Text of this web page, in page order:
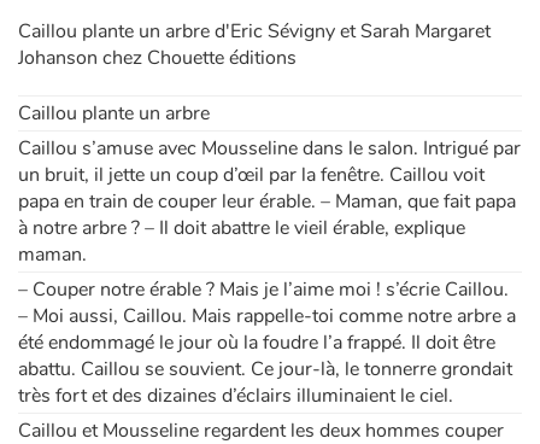
Caillou plante un arbre d'Eric Sévigny et Sarah Margaret
Johanson chez Chouette éditions
Caillou plante un arbre
Caillou s’amuse avec Mousseline dans le salon. Intrigué par
un bruit, il jette un coup d’œil par la fenêtre. Caillou voit
papa en train de couper leur érable. – Maman, que fait papa
à notre arbre ? – Il doit abattre le vieil érable, explique
maman.
– Couper notre érable ? Mais je l’aime moi ! s’écrie Caillou.
– Moi aussi, Caillou. Mais rappelle-toi comme notre arbre a
été endommagé le jour où la foudre l’a frappé. Il doit être
abattu. Caillou se souvient. Ce jour-là, le tonnerre grondait
très fort et des dizaines d’éclairs illuminaient le ciel.
Caillou et Mousseline regardent les deux hommes couper